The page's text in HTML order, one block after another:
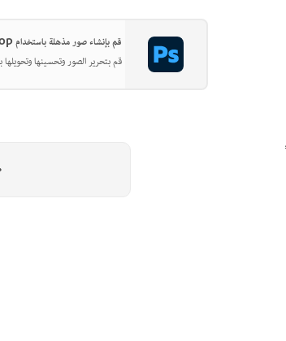
قم بإنشاء صور مذهلة باستخدام Photoshop
قم بتحرير الصور وتحسينها وتحويلها